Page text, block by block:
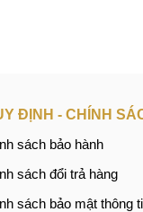
ĐỊNH - CHÍNH
sách bảo hành
sách đổi trả hàng
sách bảo mật thông